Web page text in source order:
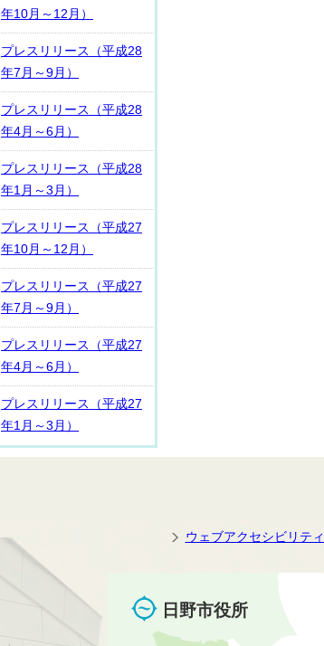
年10月～12月）
プレスリリース（平成28
年7月～9月）
プレスリリース（平成28
年4月～6月）
プレスリリース（平成28
年1月～3月）
プレスリリース（平成27
年10月～12月）
プレスリリース（平成27
年7月～9月）
プレスリリース（平成27
年4月～6月）
プレスリリース（平成27
年1月～3月）
ウェブアクセシビリティ
日野市役所